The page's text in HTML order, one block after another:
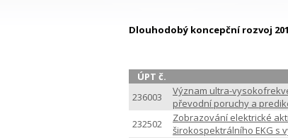
Dlouhodobý koncepční rozvoj
ÚPT č.
236003
Význam ultra-
převodní poruchy a
232502
Zobrazování elektrické
širokospektrálního EKG s